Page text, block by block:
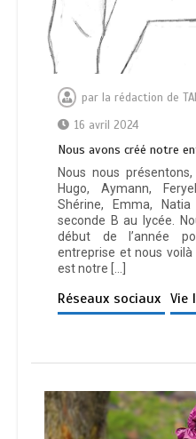
par la rédaction de
16 avril 2024
Nous avons créé notre
Nous nous
Hugo, Aymann,
Shérine, Emma,
seconde B au lycée.
début de l’année
entreprise et nous voilà
est notre […]
Réseaux sociaux Vie